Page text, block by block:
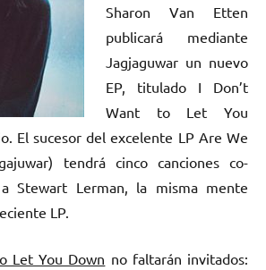
Sharon Van Etten
publicará mediante
Jagjaguwar un nuevo
EP, titulado I Don’t
Want to Let You
El sucesor del excelente LP Are We
tendrá cinco canciones co-
Stewart Lerman, la misma mente
LP.
Let You Down no faltarán invitados: